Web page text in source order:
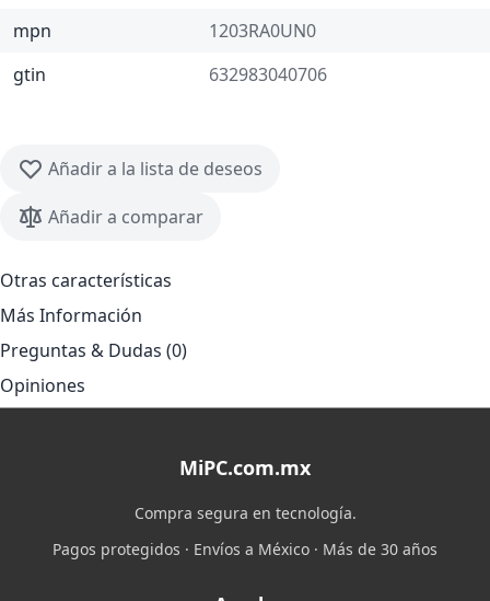
mpn
1203RA0UN0
gtin
632983040706
Añadir a la lista de deseos
Añadir a comparar
Otras características
Más Información
Preguntas & Dudas (0)
Opiniones
MiPC.com.mx
Compra segura en tecnología.
Pagos protegidos · Envíos a México · Más de 30 años